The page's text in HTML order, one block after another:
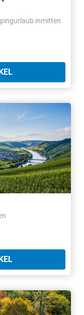
inmitten